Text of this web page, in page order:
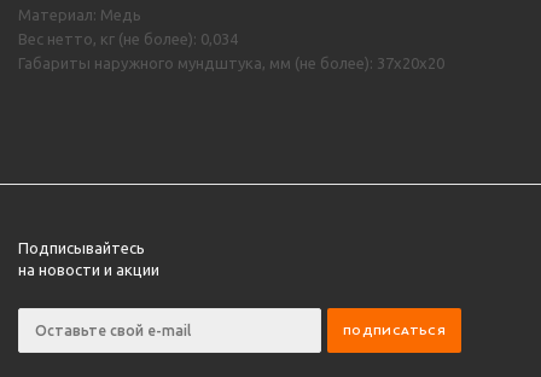
Материал: Медь
Вес нетто, кг (не более): 0,034
Габариты наружного мундштука, мм (не более): 37х20х20
Подписывайтесь
на новости и акции